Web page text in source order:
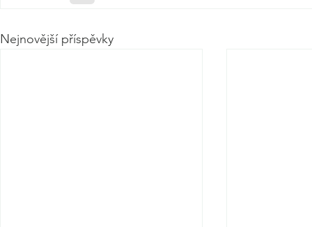
Nejnovější příspěvky